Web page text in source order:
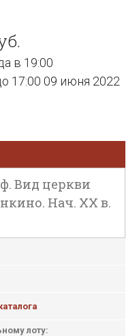
в 19:00
17:00 09 июня 2022
Вид церкви
Нач. ХХ в.
лоту: